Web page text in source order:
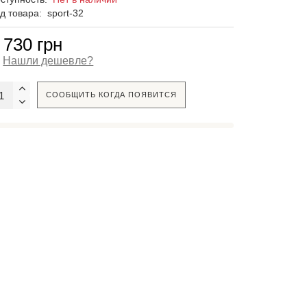
товара: sport-32
грн
Нашли дешевле?
СООБЩИТЬ КОГДА ПОЯВИТСЯ